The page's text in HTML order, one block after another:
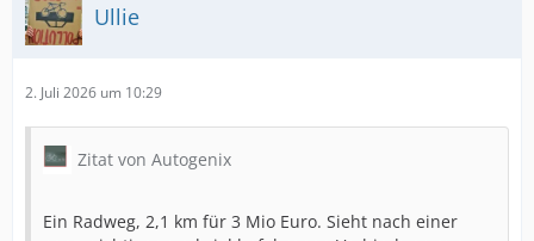
Ullie
2. Juli 2026 um 10:29
Zitat von Autogenix
Ein Radweg, 2,1 km für 3 Mio Euro. Sieht nach einer